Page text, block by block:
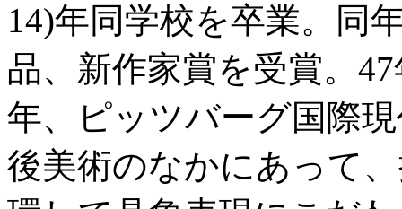
14)年同学校を卒業。同
品、新作家賞を受賞。
年、ピッツバーグ国際
後美術のなかにあって